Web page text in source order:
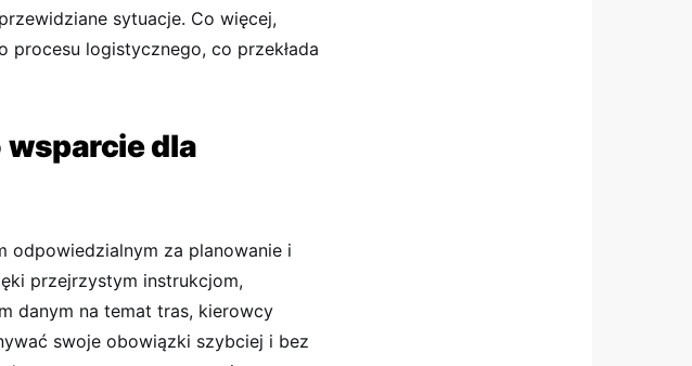
sytuacje. Co więcej,
procesu logistycznego, co przekłada
wsparcie dla
odpowiedzialnym za planowanie i
przejrzystym instrukcjom,
danym na temat tras, kierowcy
swoje obowiązki szybciej i bez